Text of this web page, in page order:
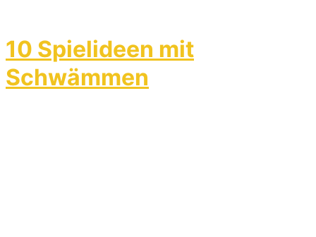
10 Spielideen mit
Schwämmen